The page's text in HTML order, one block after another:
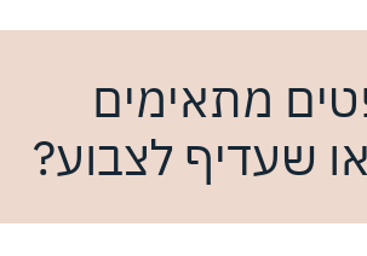
מתאימים
שעדיף לצבוע?